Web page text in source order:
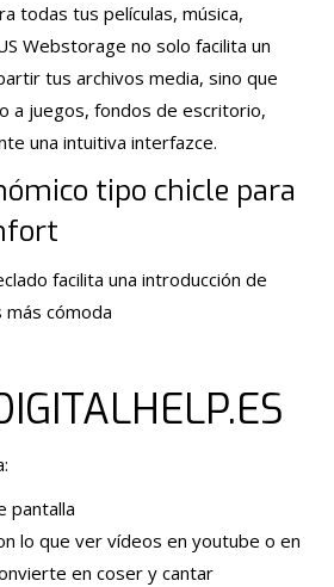
todas tus películas, música,
Webstorage no solo facilita un
tus archivos media, sino que
a juegos, fondos de escritorio,
una intuitiva interfazce.
tipo chicle para
facilita una introducción de
más cómoda
pantalla
lo que ver vídeos en youtube o en
en coser y cantar